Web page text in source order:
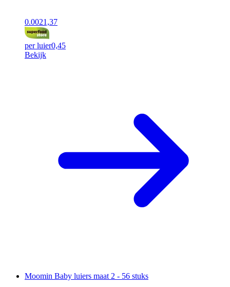
0.0021,37
per luier0,45
Bekijk
Moomin Baby luiers maat 2 - 56 stuks